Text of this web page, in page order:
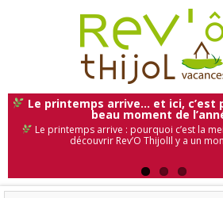
Le printemps arrive… et ici, c’est
beau moment de
Le printemps arrive : pourquoi c’est la
découvrir Rev’O ThijolIl y a un